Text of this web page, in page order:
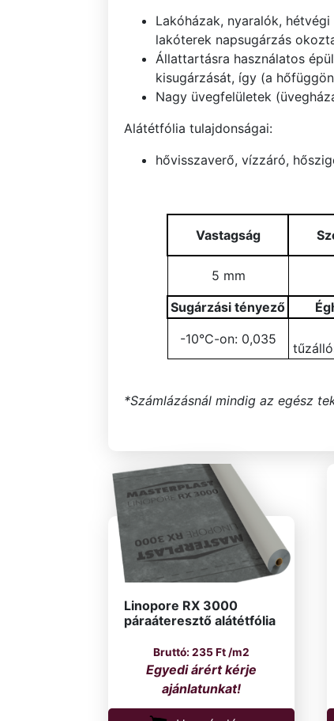
Lakóházak, nyaralók,
lakóterek napsugárzás
Állattartásra használatos
kisugárzását, így (a
Nagy üvegfelületek
Alátétfólia tulajdonságai:
hővisszaverő, vízzáró,
Vastagság
5 mm
Sugárzási tényező
-10°C-on: 0,035
*Számlázásnál mindig az egész
Linopore RX 3000
páraáteresztő alátétfólia
235Ft/m2